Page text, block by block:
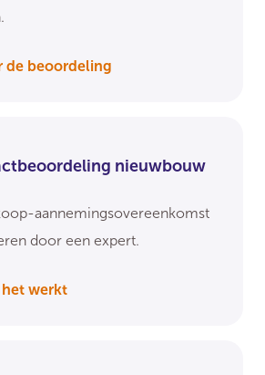
de beoordeling
nieuwbouw
aannemingsovereenkomst
door een expert.
het werkt